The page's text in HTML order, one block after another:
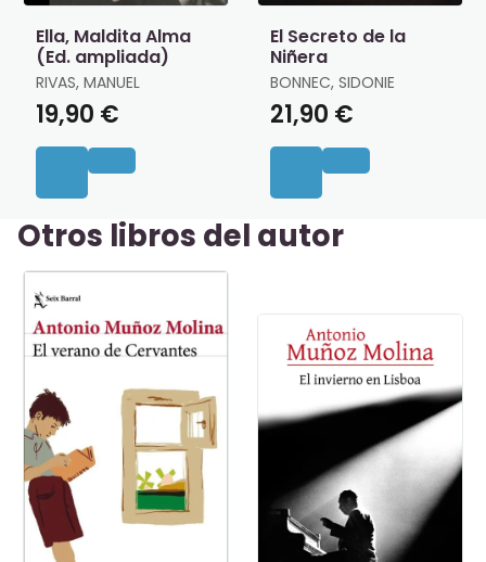
Ella, Maldita Alma
(Ed. ampliada)
RIVAS, MANUEL
19,90 €
El Secreto de la
Niñera
BONNEC, SIDONIE
21,90 €
Otros libros del autor